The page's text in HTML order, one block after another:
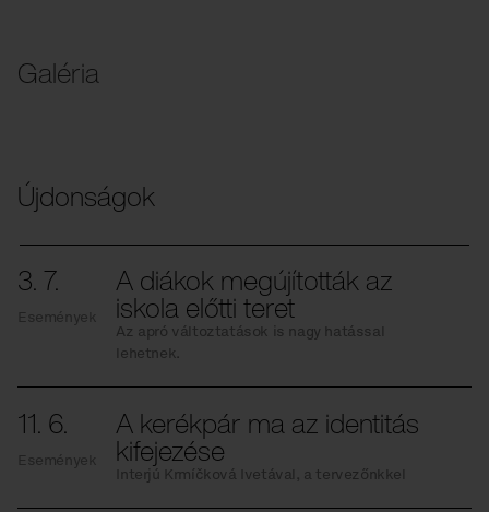
Galéria
Újdonságok
3. 7.
Események
A diákok megújították az
iskola előtti teret
Az apró változtatások is nagy hatással
lehetnek.
11. 6.
Események
A kerékpár ma az identitás
kifejezése
Interjú Krmíčková Ivetával, a tervezőnkkel